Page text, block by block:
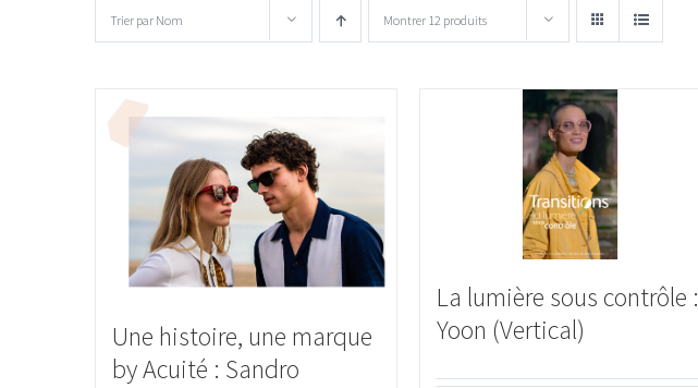
Trier par Nom Montrer 12 produits
Une histoire, une marque
by Acuité : Sandro
La lumière sous contrôle :
Yoon (Vertical)